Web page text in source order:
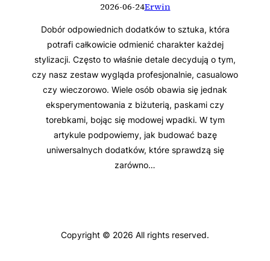
2026-06-24Erwin
Dobór odpowiednich dodatków to sztuka, która
potrafi całkowicie odmienić charakter każdej
stylizacji. Często to właśnie detale decydują o tym,
czy nasz zestaw wygląda profesjonalnie, casualowo
czy wieczorowo. Wiele osób obawia się jednak
eksperymentowania z biżuterią, paskami czy
torebkami, bojąc się modowej wpadki. W tym
artykule podpowiemy, jak budować bazę
uniwersalnych dodatków, które sprawdzą się
zarówno…
Copyright © 2026 All rights reserved.